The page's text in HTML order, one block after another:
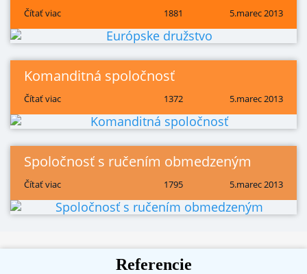
Čítať viac 1881 5.marec 2013
Komanditná spoločnosť
Čítať viac 1372 5.marec 2013
Spoločnosť s ručením obmedzeným
Čítať viac 1795 5.marec 2013
Referencie